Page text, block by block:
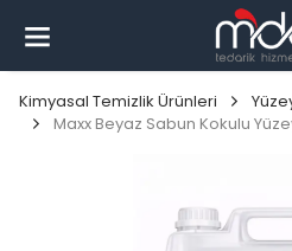
Kimyasal Temizlik Ürünleri
Maxx Beyaz Sabun Kokulu